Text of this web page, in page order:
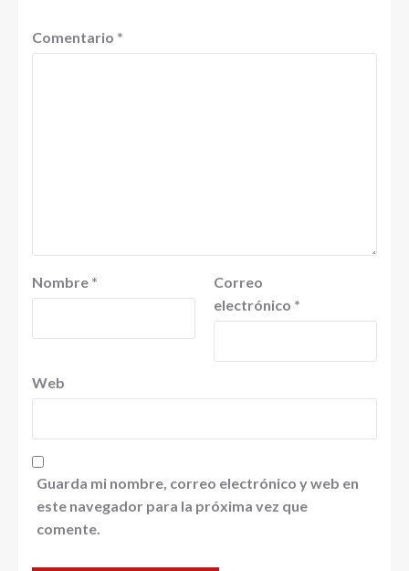
Comentario *
Nombre *
Correo
electrónico *
Web
Guarda mi nombre, correo electrónico y web en
este navegador para la próxima vez que
comente.